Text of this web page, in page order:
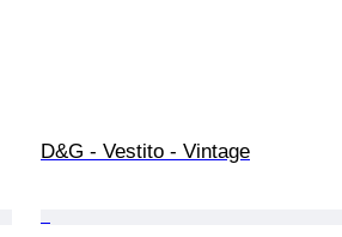
D&G - Vestito - Vintage